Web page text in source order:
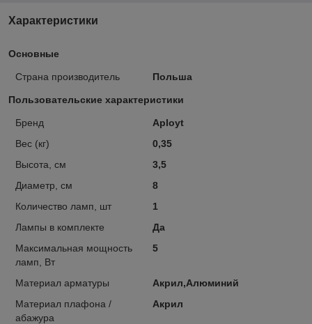
Характеристики
Основные
Страна производитель Польша
Пользовательские характеристики
Бренд
Aployt
Вес (кг)
0,35
Высота, см
3,5
Диаметр, см
8
Количество ламп, шт
1
Лампы в комплекте
Да
Максимальная мощность
ламп, Вт
5
Материал арматуры
Акрил,Алюминий
Материал плафона /
абажура
Акрил